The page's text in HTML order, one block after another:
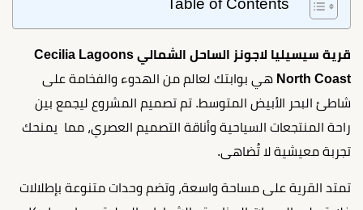
Table of Contents
قرية سيسيليا لاجونز الساحل الشمالي Cecilia Lagoons
North Coast هي بوابتك لعالم من الهدوء والفخامة على
شاطئ البحر الأبيض المتوسط. تم تصميم المشروع ليجمع بين
راحة المنتجعات السياحية وأناقة التصميم العصري، مما يمنحك
تجربة معيشية لا تُضاهى.
تمتد القرية على مساحة واسعة، وتضم وحدات متنوعة بإطلالات